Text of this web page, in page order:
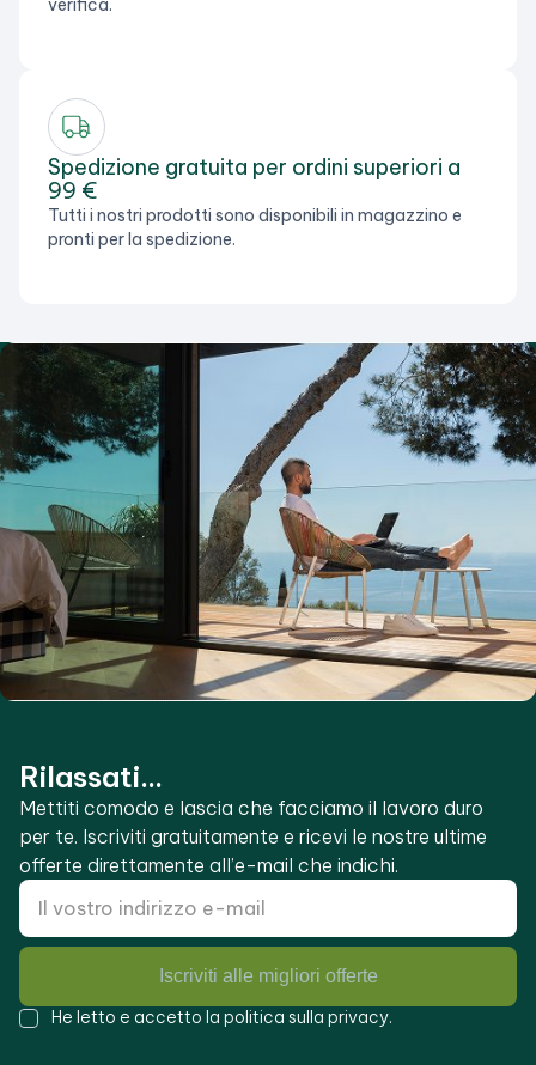
verifica.
Spedizione gratuita per ordini superiori a
99 €
Tutti i nostri prodotti sono disponibili in magazzino e
pronti per la spedizione.
Rilassati...
Mettiti comodo e lascia che facciamo il lavoro duro
per te. Iscriviti gratuitamente e ricevi le nostre ultime
offerte direttamente all’e-mail che indichi.
Iscriviti alle migliori offerte
He letto e accetto la politica sulla privacy.